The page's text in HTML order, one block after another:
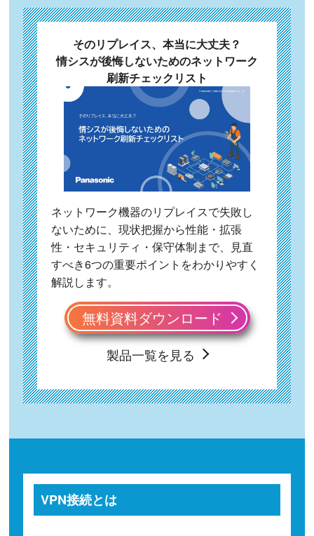
そのリプレイス、本当に大丈夫？
情シスが後悔しないためのネットワーク
刷新チェックリスト
ネットワーク機器のリプレイスで失敗し
ないために、現状把握から性能・拡張
性・セキュリティ・保守体制まで、見直
すべき6つの重要ポイントをわかりやすく
解説します。
無料資料ダウンロード
製品一覧を見る
VPN接続とは